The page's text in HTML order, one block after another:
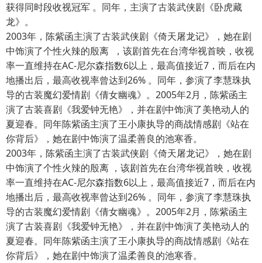
获得同时段收视冠军 。同年，主演了古装武侠剧《卧虎藏
龙》。
2003年，陈紫函主演了古装武侠剧《倚天屠龙记》，她在剧
中饰演了个性火辣的殷离 ，该剧首先在台湾华视首映，收视
率一直维持在AC-尼尔森指数6以上，最高值接近7，而后在内
地播出后，最高收视率曾达到26% 。同年，参演了李慧珠执
导的古装魔幻爱情剧《倩女幽魂》。2005年2月，陈紫函主
演了古装喜剧《我爱钟无艳》，并在剧中饰演了美艳动人的
夏迎春。同年陈紫函主演了王小康执导的商战情感剧《站在
你背后》，她在剧中饰演了温柔善良的池寒香。
2003年，陈紫函主演了古装武侠剧《倚天屠龙记》，她在剧
中饰演了个性火辣的殷离 ，该剧首先在台湾华视首映，收视
率一直维持在AC-尼尔森指数6以上，最高值接近7，而后在内
地播出后，最高收视率曾达到26% 。同年，参演了李慧珠执
导的古装魔幻爱情剧《倩女幽魂》。2005年2月，陈紫函主
演了古装喜剧《我爱钟无艳》，并在剧中饰演了美艳动人的
夏迎春。同年陈紫函主演了王小康执导的商战情感剧《站在
你背后》，她在剧中饰演了温柔善良的池寒香。